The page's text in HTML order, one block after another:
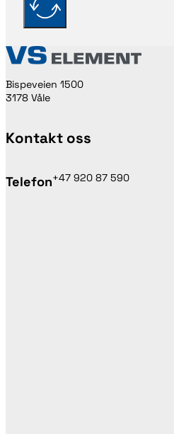
Bispeveien 1500
3178 Våle
Kontakt oss
Telefon+47 920 87 590